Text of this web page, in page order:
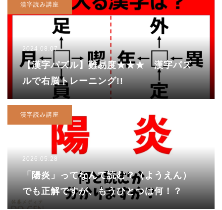
漢字読み講座
2024.08.07
【漢字パズル】難易度★★★ 漢字パズ
ルで右脳トレーニング!!
漢字読み講座
2026.05.28
「陽炎」ってなんて読む？（ようえん）
でも正解ですが、もうひとつは何！？